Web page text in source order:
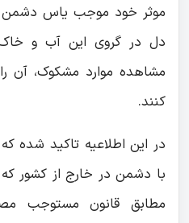
موثر خود موجب یاس دشمن
دل در گروی این آب و
مشاهده موارد مشکوک، آن
کنند.
در این اطلاعیه تاکید شده
با دشمن در خارج از کشور
مطابق قانون مستوجب